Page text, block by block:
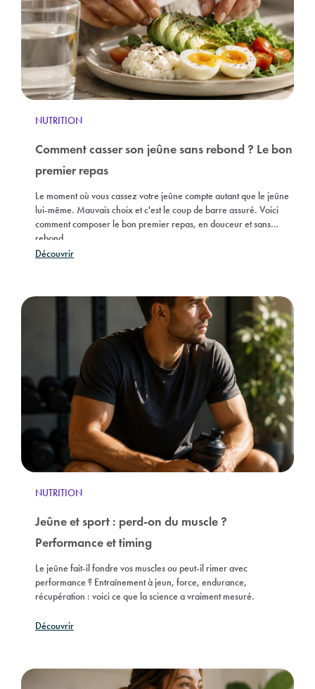
NUTRITION
Comment casser son jeûne sans rebond ? Le bon
premier repas
Le moment où vous cassez votre jeûne compte autant que le jeûne
lui-même. Mauvais choix et c'est le coup de barre assuré. Voici
comment composer le bon premier repas, en douceur et sans
rebond.
Découvrir
NUTRITION
Jeûne et sport : perd-on du muscle ?
Performance et timing
Le jeûne fait-il fondre vos muscles ou peut-il rimer avec
performance ? Entraînement à jeun, force, endurance,
récupération : voici ce que la science a vraiment mesuré.
Découvrir